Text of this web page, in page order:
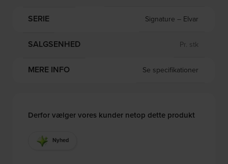
SERIE Signature – Elvar
SALGSENHED Pr. stk
MERE INFO Se specifikationer
Derfor vælger vores kunder netop dette produkt
Nyhed